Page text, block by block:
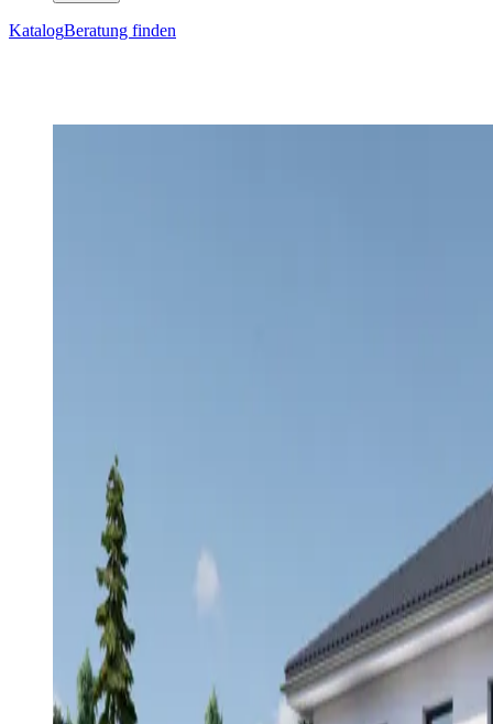
KatalogBeratung finden